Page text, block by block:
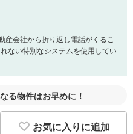
産会社から折り返し電話がくるこ
ない特別なシステムを使用してい
る物件はお早めに！
お気に入りに追加